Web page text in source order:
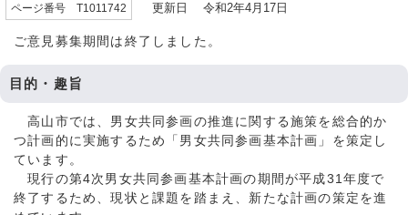
ページ番号 T1011742 更新日 令和2年4月17日
ご意見募集期間は終了しました。
目的・趣旨
高山市では、男女共同参画の推進に関する施策を総合的か
つ計画的に実施するため「男女共同参画基本計画」を策定し
ています。
現行の第4次男女共同参画基本計画の期間が平成31年度で
終了するため、現状と課題を踏まえ、新たな計画の策定を進